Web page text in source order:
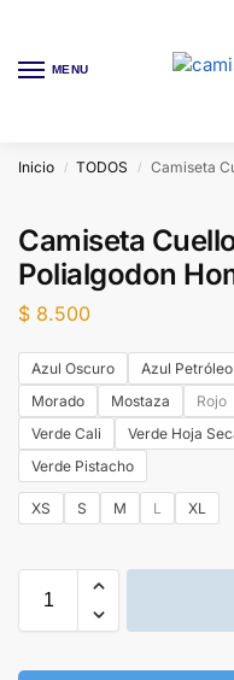
MENU
Inicio / TODOS / Camiseta
Camiseta
Polialgodon
$ 8.500
Azul Oscuro Azul
Morado
Mostaza Rojo
Verde Cali
Verde Hoja
Verde Pistacho
XS S M L XL